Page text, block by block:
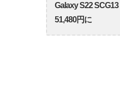
Galaxy S22
51,480円に